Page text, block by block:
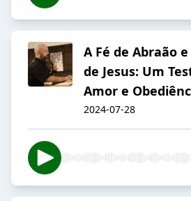
A Fé de Abraão
de Jesus: Um
Amor e
2024-07-28